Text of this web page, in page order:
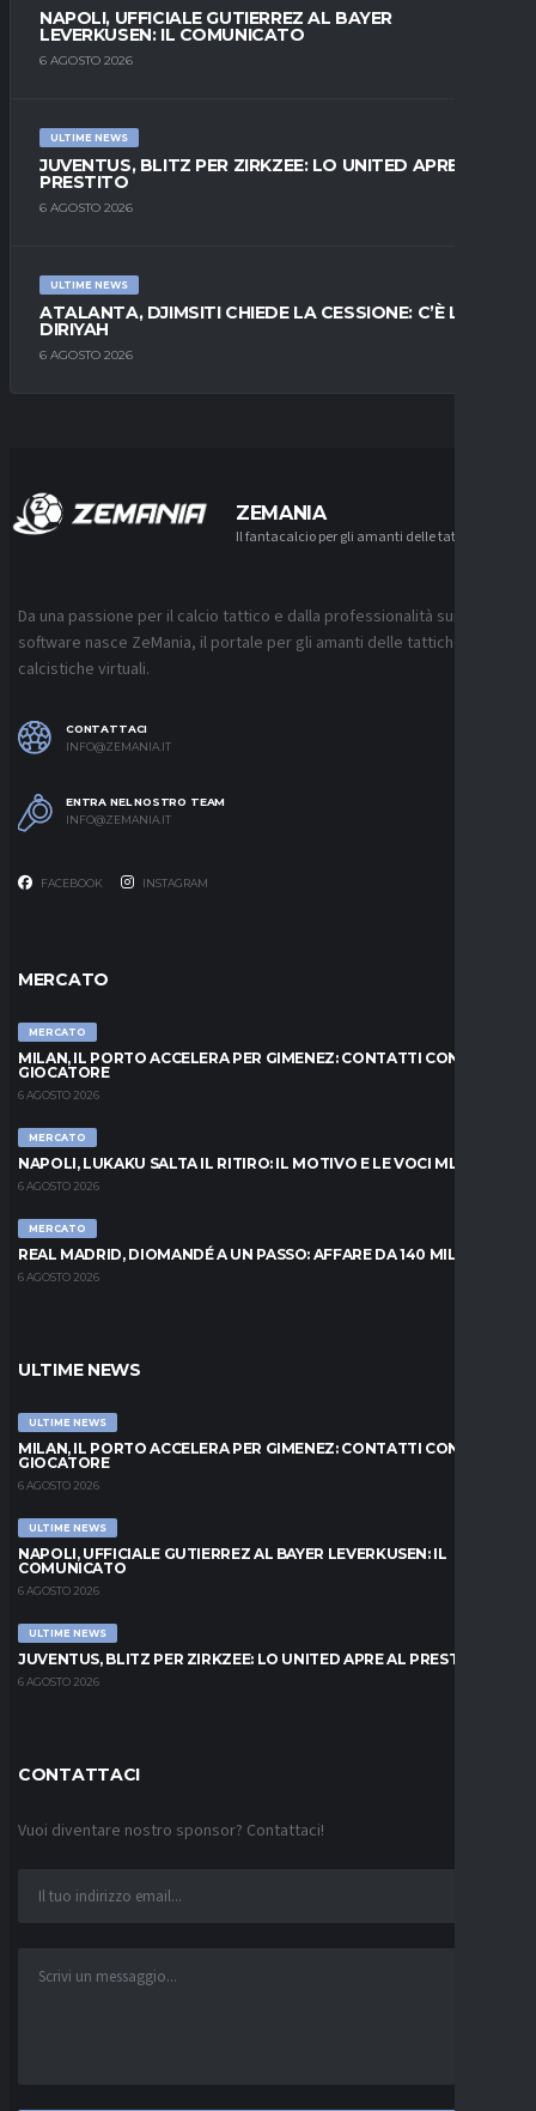
NAPOLI, UFFICIALE GUTIERREZ AL BAYER
LEVERKUSEN: IL COMUNICATO
6 AGOSTO 2026
ULTIME NEWS
JUVENTUS, BLITZ PER ZIRKZEE: LO UNITED APRE AL
PRESTITO
6 AGOSTO 2026
ULTIME NEWS
ATALANTA, DJIMSITI CHIEDE LA CESSIONE: C’È L’AL-
DIRIYAH
6 AGOSTO 2026
ZEMANIA
Il fantacalcio per gli amanti delle tattiche
Da una passione per il calcio tattico e dalla professionalità sui
software nasce ZeMania, il portale per gli amanti delle tattiche
calcistiche virtuali.
CONTATTACI
INFO@ZEMANIA.IT
ENTRA NEL NOSTRO TEAM
INFO@ZEMANIA.IT
FACEBOOK INSTAGRAM
MERCATO
MERCATO
MILAN, IL PORTO ACCELERA PER GIMENEZ: CONTATTI CON IL
GIOCATORE
6 AGOSTO 2026
MERCATO
NAPOLI, LUKAKU SALTA IL RITIRO: IL MOTIVO E LE VOCI MLS
6 AGOSTO 2026
MERCATO
REAL MADRID, DIOMANDÉ A UN PASSO: AFFARE DA 140 MILIONI
6 AGOSTO 2026
ULTIME NEWS
ULTIME NEWS
MILAN, IL PORTO ACCELERA PER GIMENEZ: CONTATTI CON IL
GIOCATORE
6 AGOSTO 2026
ULTIME NEWS
NAPOLI, UFFICIALE GUTIERREZ AL BAYER LEVERKUSEN: IL
COMUNICATO
6 AGOSTO 2026
ULTIME NEWS
JUVENTUS, BLITZ PER ZIRKZEE: LO UNITED APRE AL PRESTITO
6 AGOSTO 2026
CONTATTACI
Vuoi diventare nostro sponsor? Contattaci!